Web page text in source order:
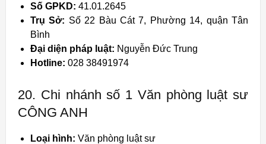
Số GPKD: 41.01.2645
Trụ Sở: Số 22 Bàu Cát 7, Phường 14, quận Tân
Bình
Đại diện pháp luật: Nguyễn Đức Trung
Hotline: 028 38491974
20. Chi nhánh số 1 Văn phòng luật sư
CÔNG ANH
Loại hình: Văn phòng luật sư